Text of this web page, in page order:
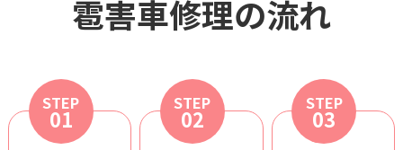
雹害車修理の流れ
STEP
01
STEP
02
STEP
03